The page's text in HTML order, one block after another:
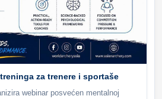
za trenere i sportaše
webinar posvećen mentalnoj